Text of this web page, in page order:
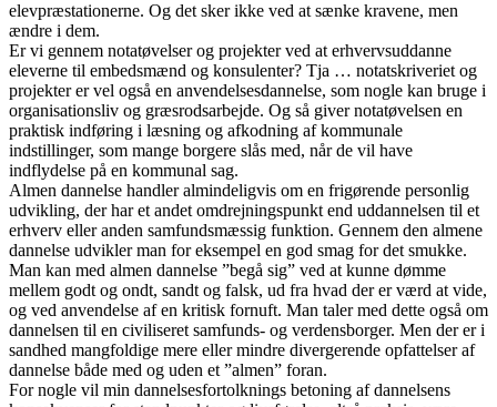
elevpræstationerne. Og det sker ikke ved at sænke kravene, men
ændre i dem.
Er vi gennem notatøvelser og projekter ved at erhvervsuddanne
eleverne til embedsmænd og konsulenter? Tja … notatskriveriet og
projekter er vel også en anvendelsesdannelse, som nogle kan bruge i
organisationsliv og græsrodsarbejde. Og så giver notatøvelsen en
praktisk indføring i læsning og afkodning af kommunale
indstillinger, som mange borgere slås med, når de vil have
indflydelse på en kommunal sag.
Almen dannelse handler almindeligvis om en frigørende personlig
udvikling, der har et andet omdrejningspunkt end uddannelsen til et
erhverv eller anden samfundsmæssig funktion. Gennem den almene
dannelse udvikler man for eksempel en god smag for det smukke.
Man kan med almen dannelse ”begå sig” ved at kunne dømme
mellem godt og ondt, sandt og falsk, ud fra hvad der er værd at vide,
og ved anvendelse af en kritisk fornuft. Man taler med dette også om
dannelsen til en civiliseret samfunds- og verdensborger. Men der er i
sandhed mangfoldige mere eller mindre divergerende opfattelser af
dannelse både med og uden et ”almen” foran.
For nogle vil min dannelsesfortolknings betoning af dannelsens